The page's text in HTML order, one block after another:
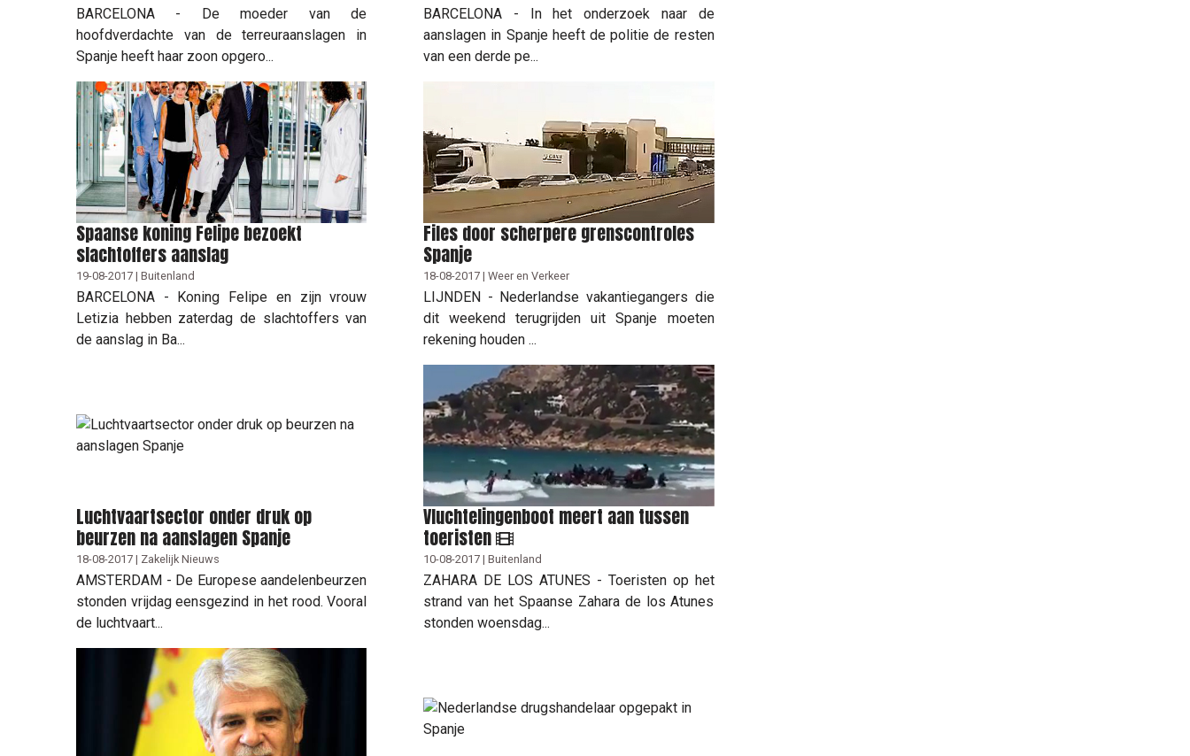
BARCELONA - De moeder van de
hoofdverdachte van de terreuraanslagen in
Spanje heeft haar zoon opgero...
BARCELONA - In het onderzoek naar de
aanslagen in Spanje heeft de politie de resten
van een derde pe...
Spaanse koning Felipe bezoekt
slachtoffers aanslag
19-08-2017 | Buitenland
BARCELONA - Koning Felipe en zijn vrouw
Letizia hebben zaterdag de slachtoffers van
de aanslag in Ba...
Files door scherpere grenscontroles
Spanje
18-08-2017 | Weer en Verkeer
LIJNDEN - Nederlandse vakantiegangers die
dit weekend terugrijden uit Spanje moeten
rekening houden ...
Luchtvaartsector onder druk op
beurzen na aanslagen Spanje
18-08-2017 | Zakelijk Nieuws
AMSTERDAM - De Europese aandelenbeurzen
stonden vrijdag eensgezind in het rood. Vooral
de luchtvaart...
Vluchtelingenboot meert aan tussen
toeristen
10-08-2017 | Buitenland
ZAHARA DE LOS ATUNES - Toeristen op het
strand van het Spaanse Zahara de los Atunes
stonden woensdag...